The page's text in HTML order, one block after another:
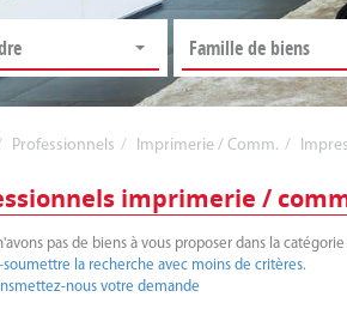
Famille de biens
Professionnels Imprimerie / Comm.
imprimerie /
pas de biens à vous proposer dans la
soumettre la recherche avec moins de critères.
nous votre demande